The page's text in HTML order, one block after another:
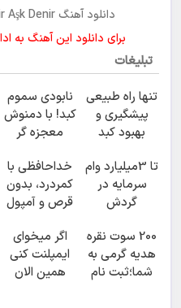
دانلود آهنگ Ziynet Sali Imkansız Bir Aşk Denir
برای دانلود این آهنگ به
تبلیغات
تنها راه طبیعی
پیشگیری و
بهبود کبد
سم زدای
گیاهی)
نابودی سموم
کبد! با دمنوش
معجزه گر
مرجوعیfile:///C:/Users
تا 3میلیارد وام
سرمایه در
گردش
فروشگاهت رو
ثبت کن
خداحافظی با
کمردرد، بدون
قرص و آمپول
200 سوت نقره
هدیه گرمی به
شما؛ثبت نام
اگر میخوای
ایمپلنت کنی
همین الان